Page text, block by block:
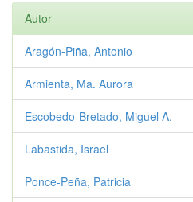
Autor
Aragón-Piña, Antonio
Armienta, Ma. Aurora
Escobedo-Bretado, Miguel A.
Labastida, Israel
Ponce-Peña, Patricia